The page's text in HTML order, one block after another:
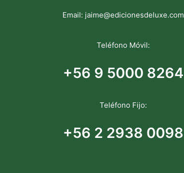
Email: jaime@edicionesdeluxe.com
Teléfono Móvil:
+56 9 5000 8264
Teléfono Fijo:
+56 2 2938 0098